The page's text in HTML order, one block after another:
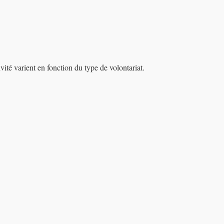
varient en fonction du type de volontariat.